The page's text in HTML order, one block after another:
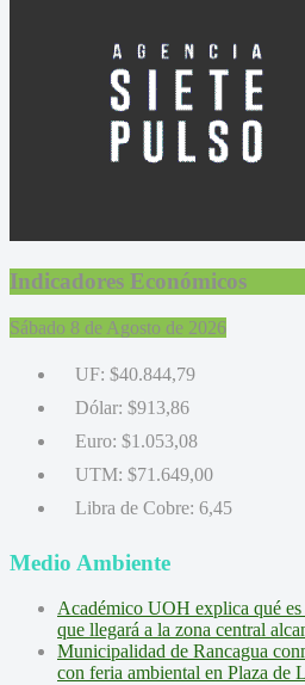
Indicadores Económicos
Sábado 8 de Agosto de 2026
UF: $40.844,79
Dólar: $913,86
Euro: $1.053,08
UTM: $71.649,00
Libra de Cobre: 6,45
Medio Ambiente
Académico UOH explica qué
que llegará a la zona central
Municipalidad de Rancagua
con feria ambiental en Plaza de